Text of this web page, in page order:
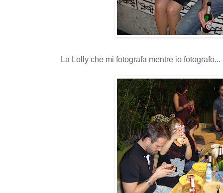
La Lolly che mi fotografa mentre io fotografo...